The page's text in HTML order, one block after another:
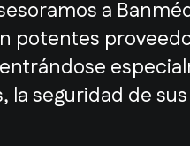
a
potentes
seguridad de